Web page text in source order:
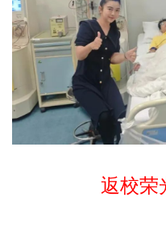
返校荣